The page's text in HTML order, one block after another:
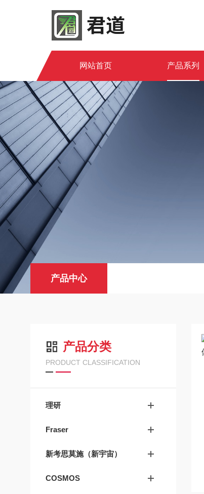
网站首页 产品系列
产品中心
产品分类
PRODUCT CLASSIFICATION
理研
Fraser
新考思莫施（新宇宙）
COSMOS